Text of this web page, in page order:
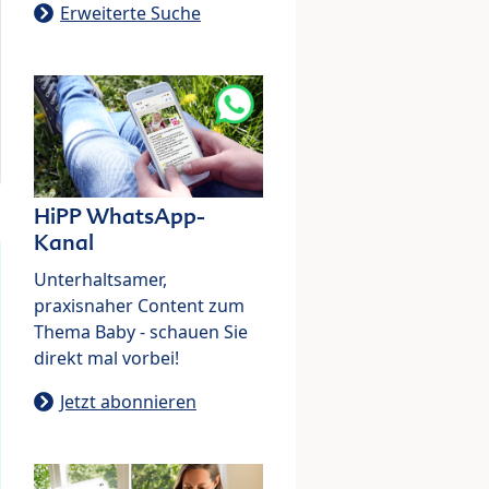
Erweiterte Suche
HiPP WhatsApp-
Kanal
Unterhaltsamer,
praxisnaher Content zum
Thema Baby - schauen Sie
direkt mal vorbei!
Jetzt abonnieren